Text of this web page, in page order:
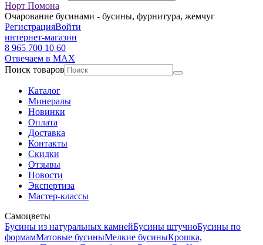
Норт Помона
Очарование бусинами - бусины, фурнитура, жемчуг
РегистрацияВойти
интернет-магазин
8 965 700 10 60
Отвечаем в MAX
Поиск товаров
Каталог
Минералы
Новинки
Оплата
Доставка
Контакты
Скидки
Отзывы
Новости
Экспертиза
Мастер-классы
Самоцветы
Бусины из натуральных камнейБусины штучноБусины по
формамМатовые бусиныМелкие бусиныКрошка,